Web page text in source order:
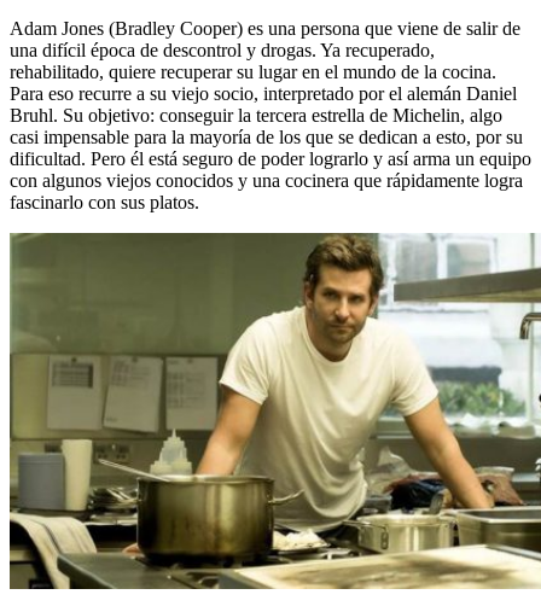
Adam Jones (Bradley Cooper) es una persona que viene de salir de
una difícil época de descontrol y drogas. Ya recuperado,
rehabilitado, quiere recuperar su lugar en el mundo de la cocina.
Para eso recurre a su viejo socio, interpretado por el alemán Daniel
Bruhl. Su objetivo: conseguir la tercera estrella de Michelin, algo
casi impensable para la mayoría de los que se dedican a esto, por su
dificultad. Pero él está seguro de poder lograrlo y así arma un equipo
con algunos viejos conocidos y una cocinera que rápidamente logra
fascinarlo con sus platos.